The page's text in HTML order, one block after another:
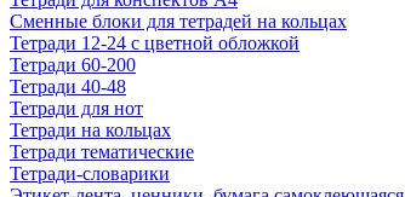
Сменные блоки для тетрадей на кольцах
Тетради 12-24 с цветной обложкой
Тетради 60-200
Тетради 40-48
Тетради для нот
Тетради на кольцах
Тетради тематические
Тетради-словарики